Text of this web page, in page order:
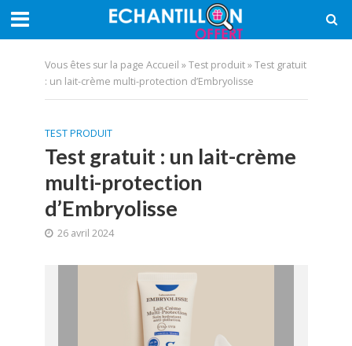
Vous êtes sur la page Accueil »Test produit»Test gratuit
: un lait-crème multi-protection d’Embryolisse
TEST PRODUIT
Test gratuit : un lait-crème
multi-protection
d’Embryolisse
26 avril 2024